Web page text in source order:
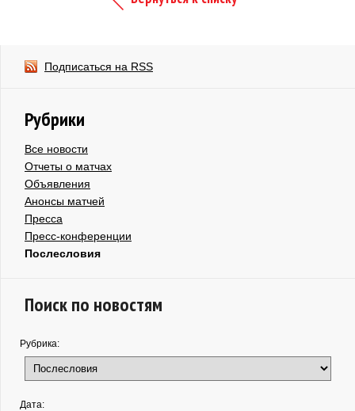
Подписаться на RSS
Рубрики
Все новости
Отчеты о матчах
Объявления
Анонсы матчей
Пресса
Пресс-конференции
Послесловия
Поиск по новостям
Рубрика:
Дата: